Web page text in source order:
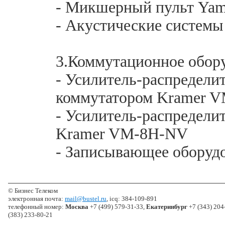
- Микшерный пульт
- Акустические
3.Коммутационное
- Усилитель-
коммутатором Kramer
- Усилитель-
Kramer VM-8H-NV
- Записывающее
© Бизнес Телеком
электронная почта: mail@bustel.ru, icq: 384-109-891
телефонный номер: Москва +7 (499) 579-31-33, Екатеринбург +7 (343)
(383) 233-80-21